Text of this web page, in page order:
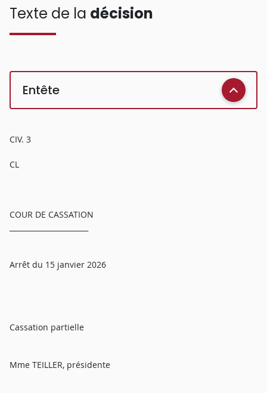
Texte de la décision
Entête
CIV. 3
CL
COUR DE CASSATION
Arrêt du 15 janvier 2026
Cassation partielle
Mme TEILLER, présidente